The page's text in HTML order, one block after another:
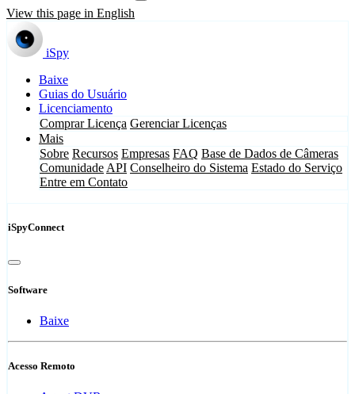
View this page in English
iSpy
Baixe
Guias do Usuário
Licenciamento
Comprar Licença Gerenciar Licenças
Mais
Sobre Recursos Empresas FAQ Base de Dados de Câmeras
Comunidade API Conselheiro do Sistema Estado do Serviço
Entre em Contato
iSpyConnect
Software
Baixe
Acesso Remoto